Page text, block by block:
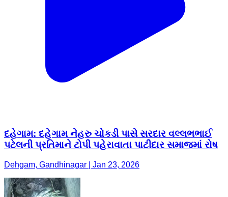
દહેગામ: દહેગામ નેહરુ ચોકડી પાસે સરદાર વલ્લભભાઈ
પટેલની પ્રતિમાને ટોપી પહેરાવાતા પાટીદાર સમાજમાં રોષ
Dehgam, Gandhinagar | Jan 23, 2026